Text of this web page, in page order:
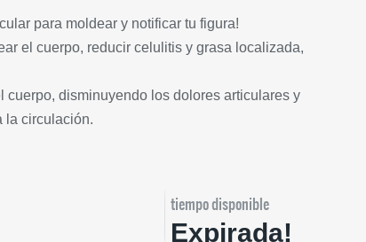
para moldear y notificar tu figura!
el cuerpo, reducir celulitis y grasa localizada,
cuerpo, disminuyendo los dolores articulares y
la circulación.
tiempo disponible
Expirada!